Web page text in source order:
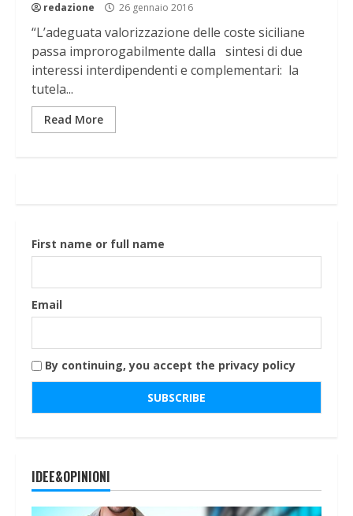
redazione 26 gennaio 2016
“L’adeguata valorizzazione delle coste siciliane
passa improrogabilmente dalla sintesi di due
interessi interdipendenti e complementari: la
tutela...
Read More
First name or full name
Email
By continuing, you accept the privacy policy
IDEE&OPINIONI